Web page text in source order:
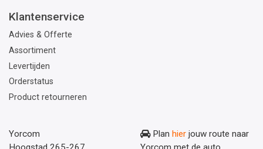
Klantenservice
Advies & Offerte
Assortiment
Levertijden
Orderstatus
Product retourneren
Yorcom
Plan hier jouw route naar